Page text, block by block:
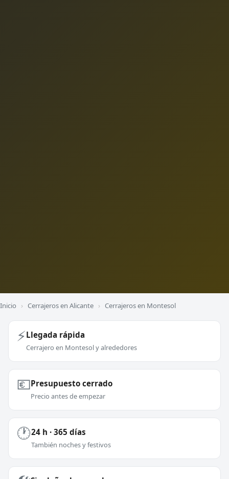
Inicio › Cerrajeros en Alicante › Cerrajeros en Montesol
⚡Llegada rápida
Cerrajero en Montesol y alrededores
💶Presupuesto cerrado
Precio antes de empezar
🕐24 h · 365 días
También noches y festivos